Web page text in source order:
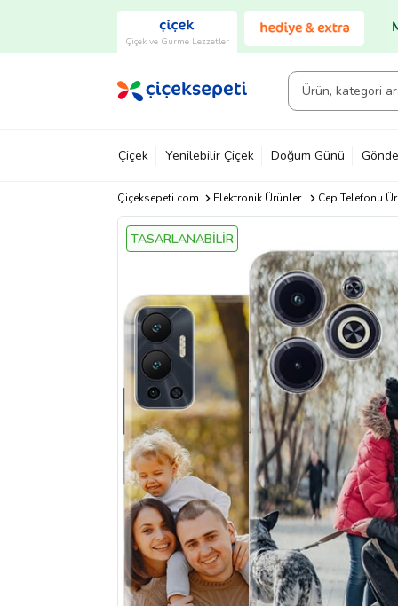
Çiçek ve Gurme Lezzetler
Çiçek Yenilebilir Çiçek Doğum Günü
Çiçeksepeti.com Elektronik Ürünler Cep Telefonu
TASARLANABİLİR